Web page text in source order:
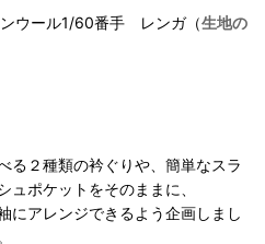
ウール1/60番手 レンガ（生地の
る２種類の衿ぐりや、簡単なスラ
ュポケットをそのままに、
にアレンジできるよう企画しまし